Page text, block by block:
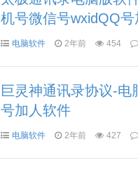
机号微信号wxidQQ号
电脑软件 2年前 454
巨灵神通讯录协议-电
号加人软件
电脑软件 2年前 427